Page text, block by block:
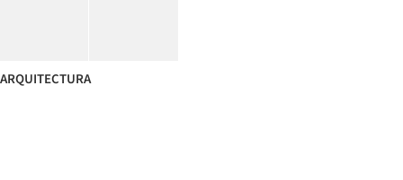
ARQUITECTURA